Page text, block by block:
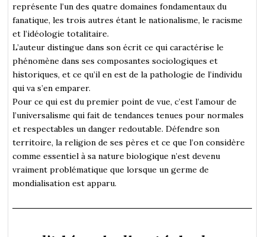
représente l’un des quatre domaines fondamentaux du
fanatique, les trois autres étant le nationalisme, le racisme
et l’idéologie totalitaire.
L’auteur distingue dans son écrit ce qui caractérise le
phénomène dans ses composantes sociologiques et
historiques, et ce qu’il en est de la pathologie de l’individu
qui va s’en emparer.
Pour ce qui est du premier point de vue, c’est l’amour de
l’universalisme qui fait de tendances tenues pour normales
et respectables un danger redoutable. Défendre son
territoire, la religion de ses pères et ce que l’on considère
comme essentiel à sa nature biologique n’est devenu
vraiment problématique que lorsque un germe de
mondialisation est apparu.